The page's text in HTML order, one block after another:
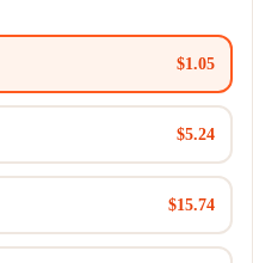
$1.05
$5.24
$15.74